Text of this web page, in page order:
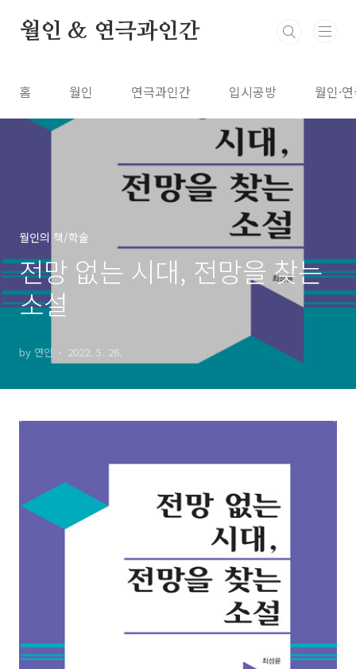
월인 & 연극과인간
홈 월인 연극과인간 입시공방 월인·
월인의 책/학술
전망 없는 시대, 전망을 찾는
소설
by 연인 2022. 5. 26.